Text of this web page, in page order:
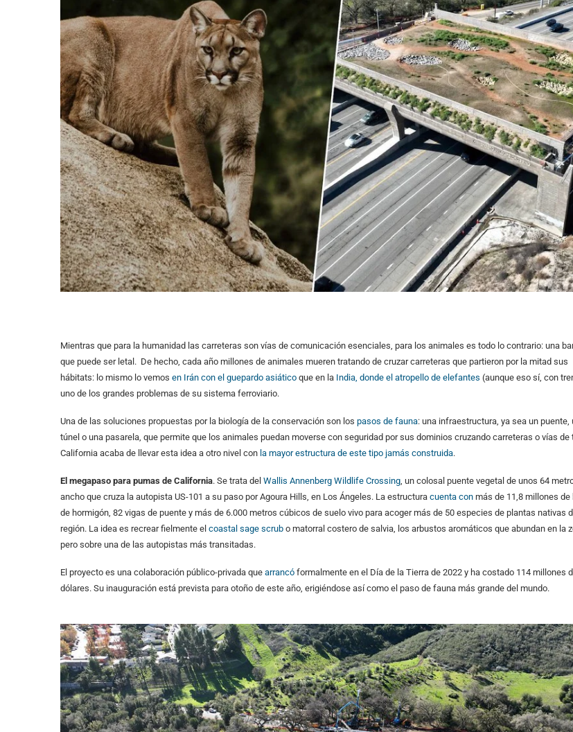
Mientras que para la humanidad las carreteras son vías de comunicación esenciales, para los animales es todo lo contrario: una
que puede ser letal. De hecho, cada año millones de animales mueren tratando de cruzar carreteras que partieron por la mitad sus
hábitats: lo mismo lo vemos en Irán con el guepardo asiático que en la India, donde el atropello de elefantes (aunque eso sí, con
uno de los grandes problemas de su sistema ferroviario.
Una de las soluciones propuestas por la biología de la conservación son los pasos de fauna: una infraestructura, ya sea un puente,
túnel o una pasarela, que permite que los animales puedan moverse con seguridad por sus dominios cruzando carreteras o vías de
California acaba de llevar esta idea a otro nivel con la mayor estructura de este tipo jamás construida.
El megapaso para pumas de California. Se trata del Wallis Annenberg Wildlife Crossing , un colosal puente vegetal de unos 64
ancho que cruza la autopista US-101 a su paso por Agoura Hills, en Los Ángeles. La estructura cuenta con más de 11,8 millones de
de hormigón, 82 vigas de puente y más de 6.000 metros cúbicos de suelo vivo para acoger más de 50 especies de plantas nativas
región. La idea es recrear fielmente el coastal sage scrub o matorral costero de salvia, los arbustos aromáticos que abundan en la
pero sobre una de las autopistas más transitadas.
El proyecto es una colaboración público-privada que arrancó formalmente en el Día de la Tierra de 2022 y ha costado 114 millones
dólares. Su inauguración está prevista para otoño de este año, erigiéndose así como el paso de fauna más grande del mundo.